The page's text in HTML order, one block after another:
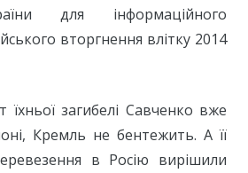
для інформаційного
вторгнення влітку 2014
загибелі Савченко вже
Кремль не бентежить. А її
в Росію вирішили